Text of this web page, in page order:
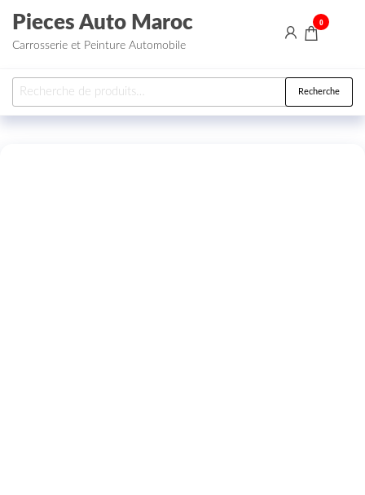
Aller au contenu
Pieces Auto Maroc
Carrosserie et Peinture Automobile
0
Recherche pour : Recherche